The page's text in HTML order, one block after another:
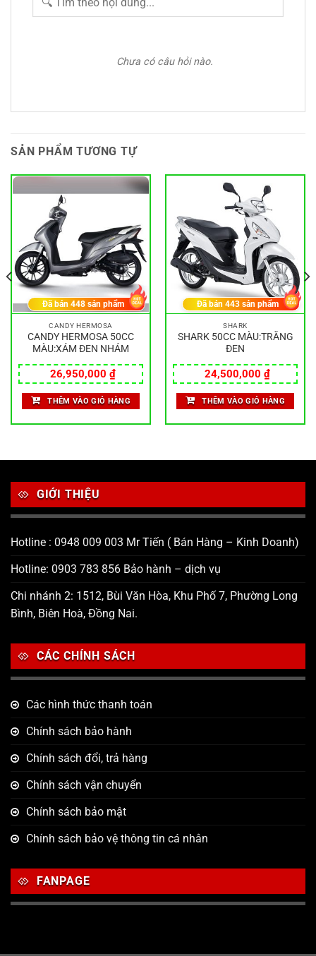
Chưa có câu hỏi nào.
SẢN PHẨM TƯƠNG TỰ
CANDY HERMOSA
CANDY HERMOSA 50CC
MÀU:XÁM ĐEN NHÁM
26,950,000 ₫
Đã bán448 sản phẩm
THÊM VÀO GIỎ HÀNG
SHARK
SHARK 50CC MÀU:TRẮNG
ĐEN
24,500,000 ₫
Đã bán443 sản phẩm
THÊM VÀO GIỎ HÀNG
GIỚI THIỆU
Hotline : 0948 009 003 Mr Tiến ( Bán Hàng – Kinh Doanh)
Hotline: 0903 783 856 Bảo hành – dịch vụ
Chi nhánh 2: 1512, Bùi Văn Hòa, Khu Phố 7, Phường Long
Bình, Biên Hoà, Đồng Nai.
CÁC CHÍNH SÁCH
Các hình thức thanh toán
Chính sách bảo hành
Chính sách đổi, trả hàng
Chính sách vận chuyển
Chính sách bảo mật
Chính sách bảo vệ thông tin cá nhân
FANPAGE